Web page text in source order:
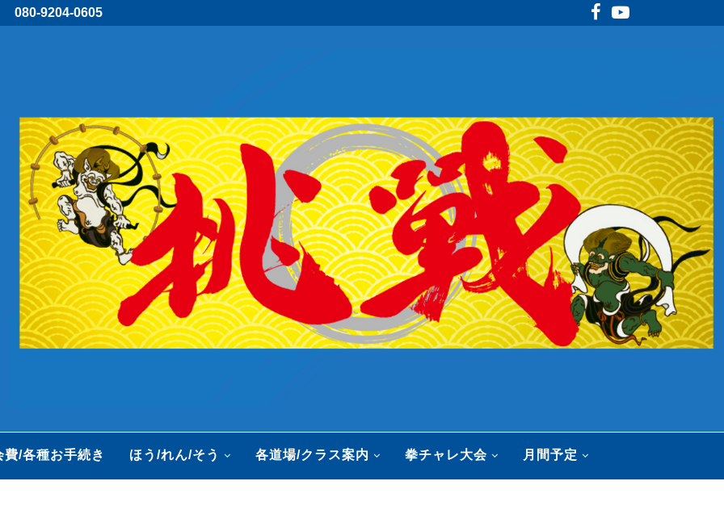
080-9204-0605
費/各種お手続き ほう/れん/そう 各道場/クラス案内 拳チャレ大会 月間予定